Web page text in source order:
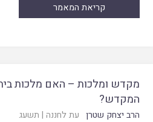
קריאת המאמר
מקדש ומלכות – האם מלכות
המקדש?
הרב יצחק שטרן עת לחננה | תשעג